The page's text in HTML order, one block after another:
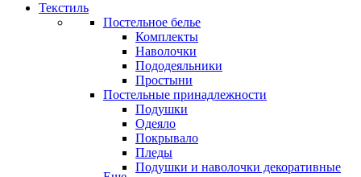
Текстиль
Постельное белье
Комплекты
Наволочки
Пододеяльники
Простыни
Постельные принадлежности
Подушки
Одеяло
Покрывало
Пледы
Подушки и наволочки декоративные